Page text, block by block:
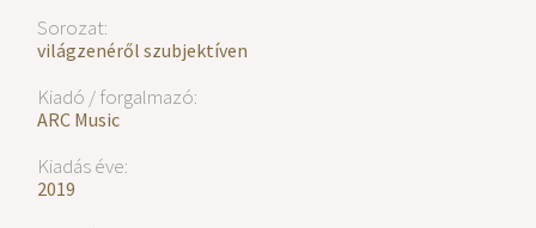
Sorozat:
világzenéről szubjektíven
Kiadó / forgalmazó:
ARC Music
Kiadás éve:
2019